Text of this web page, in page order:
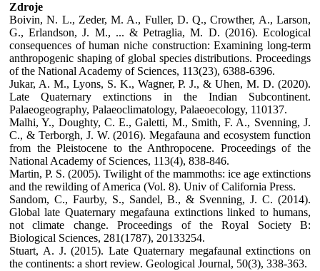
Zdroje
Boivin, N. L., Zeder, M. A., Fuller, D. Q., Crowther, A., Larson,
G., Erlandson, J. M., ... & Petraglia, M. D. (2016). Ecological
consequences of human niche construction: Examining long-term
anthropogenic shaping of global species distributions. Proceedings
of the National Academy of Sciences, 113(23), 6388-6396.
Jukar, A. M., Lyons, S. K., Wagner, P. J., & Uhen, M. D. (2020).
Late Quaternary extinctions in the Indian Subcontinent.
Palaeogeography, Palaeoclimatology, Palaeoecology, 110137.
Malhi, Y., Doughty, C. E., Galetti, M., Smith, F. A., Svenning, J.
C., & Terborgh, J. W. (2016). Megafauna and ecosystem function
from the Pleistocene to the Anthropocene. Proceedings of the
National Academy of Sciences, 113(4), 838-846.
Martin, P. S. (2005). Twilight of the mammoths: ice age extinctions
and the rewilding of America (Vol. 8). Univ of California Press.
Sandom, C., Faurby, S., Sandel, B., & Svenning, J. C. (2014).
Global late Quaternary megafauna extinctions linked to humans,
not climate change. Proceedings of the Royal Society B:
Biological Sciences, 281(1787), 20133254.
Stuart, A. J. (2015). Late Quaternary megafaunal extinctions on
the continents: a short review. Geological Journal, 50(3), 338-363.